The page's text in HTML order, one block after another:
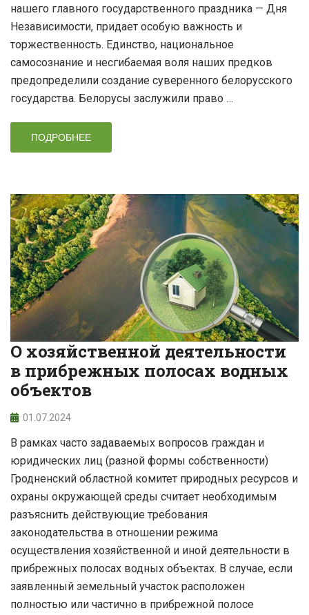
нашего главного государственного праздника — Дня
Независимости, придает особую важность и
торжественность. Единство, национальное
самосознание и несгибаемая воля наших предков
предопределили создание суверенного белорусского
государства. Белорусы заслужили право …
ПОДРОБНЕЕ
О хозяйственной деятельности
в прибрежных полосах водных
объектов
01.07.2024
В рамках часто задаваемых вопросов граждан и
юридических лиц (разной формы собственности)
Гродненский областной комитет природных ресурсов и
охраны окружающей среды считает необходимым
разъяснить действующие требования
законодательства в отношении режима
осуществления хозяйственной и иной деятельности в
прибрежных полосах водных объектах. В случае, если
заявленный земельный участок расположен
полностью или частично в прибрежной полосе